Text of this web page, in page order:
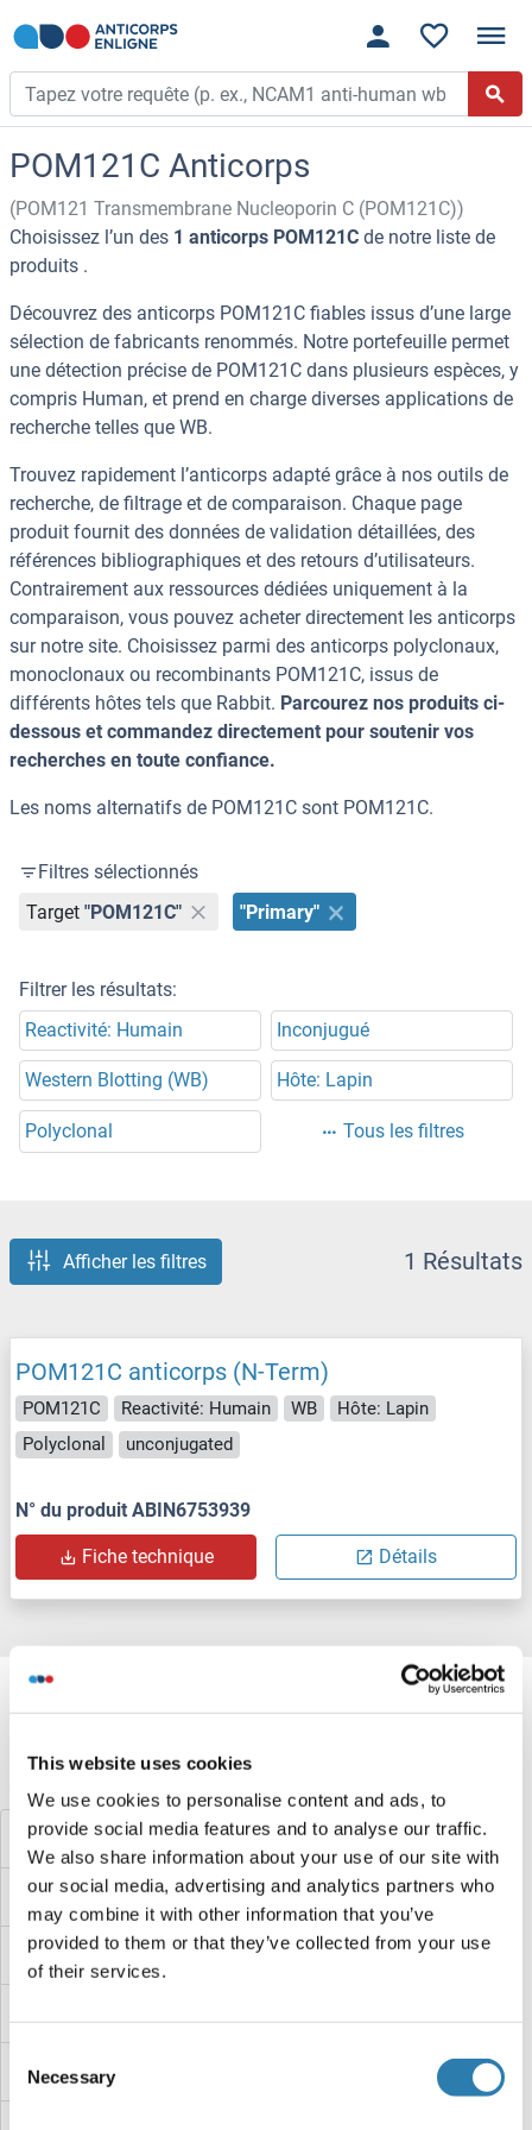
This website uses cookies
We use cookies to personalise content and ads, to
provide social media features and to analyse our traffic.
We also share information about your use of our site with
our social media, advertising and analytics partners who
may combine it with other information that you’ve
provided to them or that they’ve collected from your use
of their services.
Selection
Necessary
POM121C Anticorps
(POM121 Transmembrane Nucleoporin C (POM121C))
Choisissez l’un des 1 anticorps POM121C de notre liste de
produits .
Découvrez des anticorps POM121C fiables issus d’une large
sélection de fabricants renommés. Notre portefeuille permet
une détection précise de POM121C dans plusieurs espèces, y
compris Human, et prend en charge diverses applications de
recherche telles que WB.
Trouvez rapidement l’anticorps adapté grâce à nos outils de
recherche, de filtrage et de comparaison. Chaque page
produit fournit des données de validation détaillées, des
références bibliographiques et des retours d’utilisateurs.
Contrairement aux ressources dédiées uniquement à la
comparaison, vous pouvez acheter directement les anticorps
sur notre site. Choisissez parmi des anticorps polyclonaux,
monoclonaux ou recombinants POM121C, issus de
différents hôtes tels que Rabbit. Parcourez nos produits ci-
dessous et commandez directement pour soutenir vos
recherches en toute confiance.
Les noms alternatifs de POM121C sont POM121C.
Filtres sélectionnés
Target "POM121C" "Primary"
Filtrer les résultats:
Reactivité: Humain
Inconjugué
Western Blotting (WB) Hôte: Lapin
Polyclonal Tous les filtres
Afficher les filtres 1 Résultats
POM121C anticorps (N-Term)
POM121C Reactivité: Humain WB
Hôte: Lapin
Polyclonal
unconjugated
N° du produit ABIN6753939
Fiche technique Détails
Target information, Synonyms, Latest
references
POM121 Anticorps
Polybromo 1 Anticorps
Poly(A) Binding Protein, Nuclear 1-Like (Cytoplasmic) Anticorps
Poly(A) Binding Protein, Cytoplasmic 1 Anticorps